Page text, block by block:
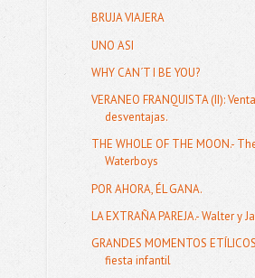
BRUJA VIAJERA
UNO ASI
WHY CAN´T I BE YOU?
VERANEO FRANQUISTA (II):
desventajas.
THE WHOLE OF THE MOON.-
Waterboys
POR AHORA, ÉL GANA.
LA EXTRAÑA PAREJA.- Walter y
GRANDES MOMENTOS
fiesta infantil